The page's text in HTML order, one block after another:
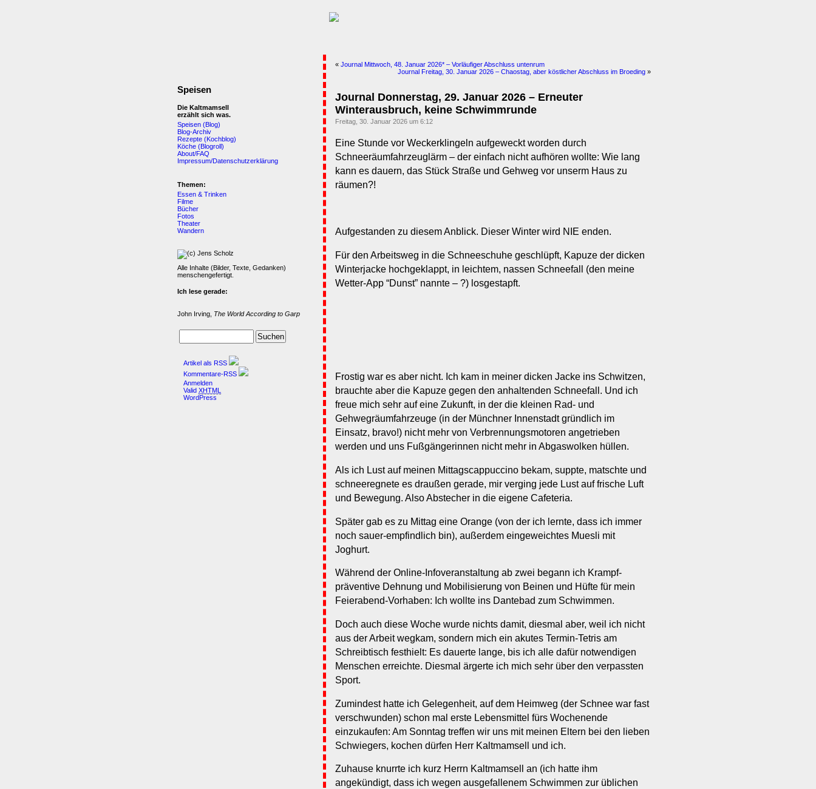
« Journal Mittwoch, 48. Januar 2026* – Vorläufiger Abschluss untenrum
Journal Freitag, 30. Januar 2026 – Chaostag, aber köstlicher Abschluss im Broeding »
Journal Donnerstag, 29. Januar 2026 – Erneuter
Winterausbruch, keine Schwimmrunde
Freitag, 30. Januar 2026 um 6:12
Eine Stunde vor Weckerklingeln aufgeweckt worden durch
Schneeräumfahrzeuglärm – der einfach nicht aufhören wollte: Wie lang
kann es dauern, das Stück Straße und Gehweg vor unserm Haus zu
räumen?!
Aufgestanden zu diesem Anblick. Dieser Winter wird NIE enden.
Für den Arbeitsweg in die Schneeschuhe geschlüpft, Kapuze der dicken
Winterjacke hochgeklappt, in leichtem, nassen Schneefall (den meine
Wetter-App “Dunst” nannte – ?) losgestapft.
Frostig war es aber nicht. Ich kam in meiner dicken Jacke ins Schwitzen,
brauchte aber die Kapuze gegen den anhaltenden Schneefall. Und ich
freue mich sehr auf eine Zukunft, in der die kleinen Rad- und
Gehwegräumfahrzeuge (in der Münchner Innenstadt gründlich im
Einsatz, bravo!) nicht mehr von Verbrennungsmotoren angetrieben
werden und uns Fußgängerinnen nicht mehr in Abgaswolken hüllen.
Als ich Lust auf meinen Mittagscappuccino bekam, suppte, matschte und
schneeregnete es draußen gerade, mir verging jede Lust auf frische Luft
und Bewegung. Also Abstecher in die eigene Cafeteria.
Später gab es zu Mittag eine Orange (von der ich lernte, dass ich immer
noch sauer-empfindlich bin), außerdem eingeweichtes Muesli mit
Joghurt.
Während der Online-Infoveranstaltung ab zwei begann ich Krampf-
präventive Dehnung und Mobilisierung von Beinen und Hüfte für mein
Feierabend-Vorhaben: Ich wollte ins Dantebad zum Schwimmen.
Doch auch diese Woche wurde nichts damit, diesmal aber, weil ich nicht
aus der Arbeit wegkam, sondern mich ein akutes Termin-Tetris am
Schreibtisch festhielt: Es dauerte lange, bis ich alle dafür notwendigen
Menschen erreichte. Diesmal ärgerte ich mich sehr über den verpassten
Sport.
Zumindest hatte ich Gelegenheit, auf dem Heimweg (der Schnee war fast
verschwunden) schon mal erste Lebensmittel fürs Wochenende
einzukaufen: Am Sonntag treffen wir uns mit meinen Eltern bei den lieben
Schwiegers, kochen dürfen Herr Kaltmamsell und ich.
Zuhause knurrte ich kurz Herrn Kaltmamsell an (ich hatte ihm
angekündigt, dass ich wegen ausgefallenem Schwimmen zur üblichen
Speisen
Die Kaltmamsell
erzählt sich was.
Speisen (Blog)
Blog-Archiv
Rezepte (Kochblog)
Köche (Blogroll)
About/FAQ
Impressum/Datenschutzerklärung
Themen:
Essen & Trinken
Filme
Bücher
Fotos
Theater
Wandern
Alle Inhalte (Bilder, Texte, Gedanken)
menschengefertigt.
Ich lese gerade:
John Irving, The World According to Garp
Artikel als RSS
Kommentare-RSS
Anmelden
Valid XHTML
WordPress